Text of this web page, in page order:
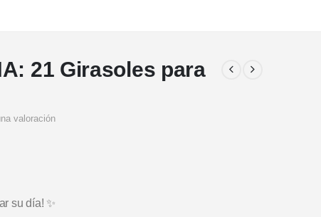
21 Girasoles para
valoración
su día! ✨